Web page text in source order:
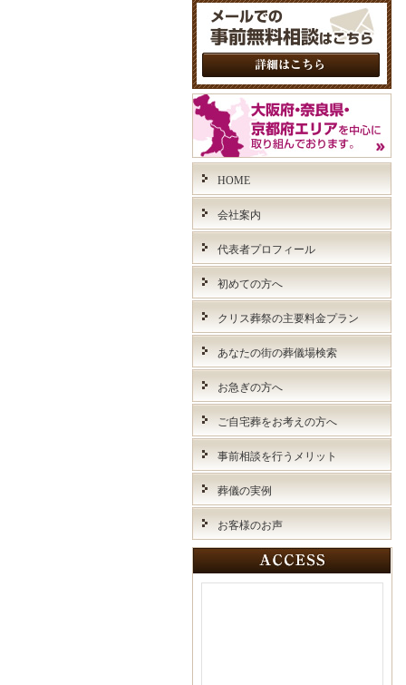
HOME
会社案内
代表者プロフィール
初めての方へ
クリス葬祭の主要料金プラン
あなたの街の葬儀場検索
お急ぎの方へ
ご自宅葬をお考えの方へ
事前相談を行うメリット
葬儀の実例
お客様のお声